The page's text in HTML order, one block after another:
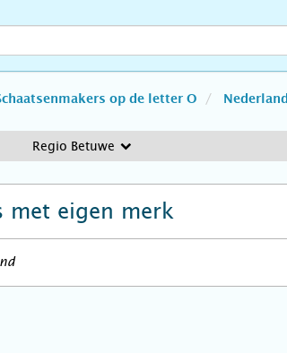
op de letter O Nederland
Regio Betuwe
met eigen merk